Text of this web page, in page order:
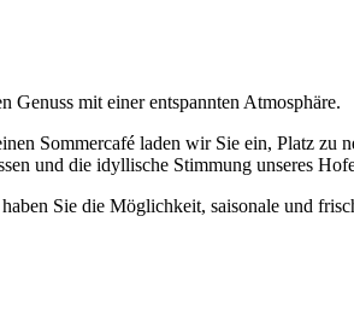
mit einer entspannten Atmosphäre.
Sommercafé laden wir Sie ein, Platz zu
und die idyllische Stimmung unseres
Sie die Möglichkeit, saisonale und